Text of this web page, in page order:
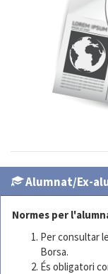
Alumnat/Ex-
Normes per
Per consultar
Borsa.
És obligatori